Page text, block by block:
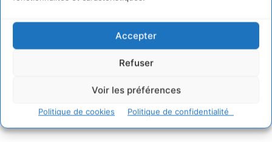
Accepter
Refuser
Voir les préférences
Politique de cookies Politique de confidentialité
PRESSE